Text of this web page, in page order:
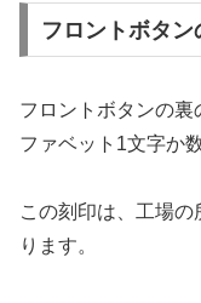
フロントボタ
フロントボタンの
ファベット1文字か
この刻印は、工場
ります。